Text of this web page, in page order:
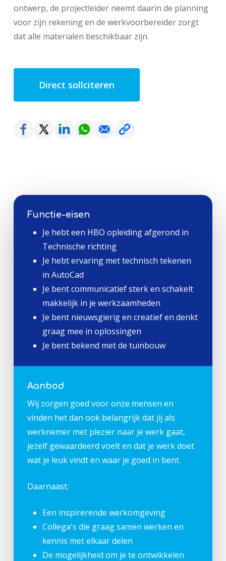
ontwerp, de projectleider neemt daarin de planning
voor zijn rekening en de werkvoorbereider zorgt
dat alle materialen beschikbaar zijn.
Direct sollciteren
Functie-eisen
Je hebt een HBO opleiding afgerond in
Technische richting
Je hebt ervaring met technisch tekenen
in AutoCad
Je bent communicatief sterk en schakelt
makkelijk in je werkzaamheden
Je bent nieuwsgierig en creatief en denkt
graag mee in oplossingen
Je bent bekend met de tuinbouw
Aanbod
Wij zorgen goed voor onze mensen en
vinden het dan ook belangrijk dat jij als
werknemer met plezier naar je werk gaat,
jezelf gewaardeerd voelt en dat je werk doet
wat je leuk vindt en waar je goed in bent.
Daarnaast:
Een inspirerende werkomgeving
Collega's die graag samen werken en
kennis met elkaar delen
De mogelijkheid om je te ontwikkelen